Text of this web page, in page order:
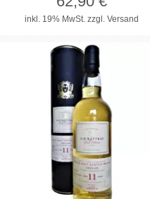
inkl. 19% MwSt. zzgl. Versand